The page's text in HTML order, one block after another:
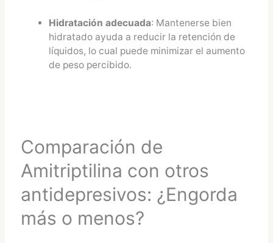
Hidratación adecuada: Mantenerse bien
hidratado ayuda a reducir la retención de
líquidos, lo cual puede minimizar el aumento
de peso percibido​.
Comparación de
Amitriptilina con otros
antidepresivos: ¿Engorda
más o menos?